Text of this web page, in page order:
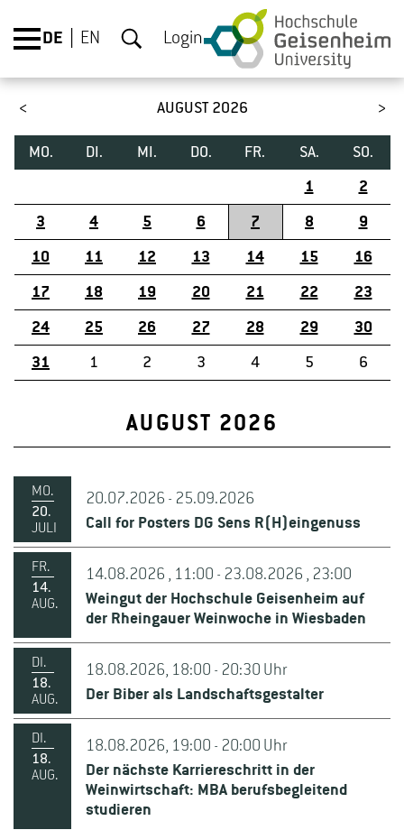
DE EN Login
AUGUST 2026
MO. DI. MI. DO. FR. SA.
SO.
1
2
3
4 5 6 7 8
9
10
11 12 13 14 15
16
17
18 19 20 21 22
23
24
25 26 27 28 29
30
31
1 2 3 4 5 6
AUGUST 2026
MO.
20.
JULI
20.07.2026 - 25.09.2026
Call for Posters DG Sens R(H)eingenuss
FR.
14.
AUG.
14.08.2026 , 11:00 - 23.08.2026 , 23:00
Weingut der Hochschule Geisenheim auf
der Rheingauer Weinwoche in Wiesbaden
DI.
18.
AUG.
18.08.2026, 18:00 - 20:30 Uhr
Der Biber als Landschaftsgestalter
DI.
18.
AUG.
18.08.2026, 19:00 - 20:00 Uhr
Der nächste Karriereschritt in der
Weinwirtschaft: MBA berufsbegleitend
studieren